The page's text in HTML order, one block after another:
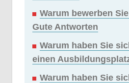
Warum bewerben
Gute Antworten
Warum haben Sie
einen
Warum haben Sie